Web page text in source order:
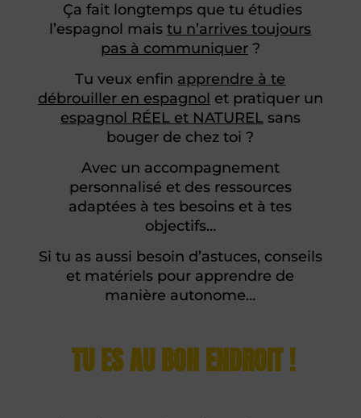
Ça fait longtemps que tu étudies
l’espagnol maistu n’arrives toujours
pas à communiquer?
Tu veux enfin apprendre à te
débrouiller en espagnol etpratiquer un
espagnol RÉEL et NATURELsans
bouger de chez toi ?
Avec un accompagnement
personnalisé et des ressources
adaptées à tes besoins et à tes
objectifs…
Si tu as aussi besoin d’astuces, conseils
et matériels pour apprendre de
manière autonome…
TU ES AU BON ENDROIT !